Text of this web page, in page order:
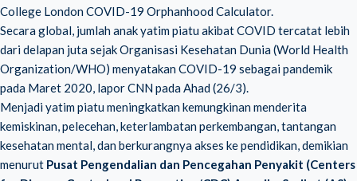
College London COVID-19 Orphanhood Calculator.
Secara global, jumlah anak yatim piatu akibat COVID tercatat lebih
dari delapan juta sejak Organisasi Kesehatan Dunia (World Health
Organization/WHO) menyatakan COVID-19 sebagai pandemik
pada Maret 2020, lapor CNN pada Ahad (26/3).
Menjadi yatim piatu meningkatkan kemungkinan menderita
kemiskinan, pelecehan, keterlambatan perkembangan, tantangan
kesehatan mental, dan berkurangnya akses ke pendidikan, demikian
menurut Pusat Pengendalian dan Pencegahan Penyakit (Centers